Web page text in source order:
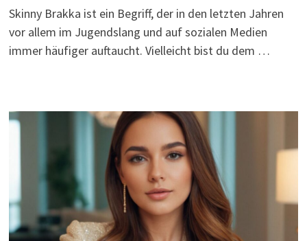
Skinny Brakka ist ein Begriff, der in den letzten Jahren
vor allem im Jugendslang und auf sozialen Medien
immer häufiger auftaucht. Vielleicht bist du dem …